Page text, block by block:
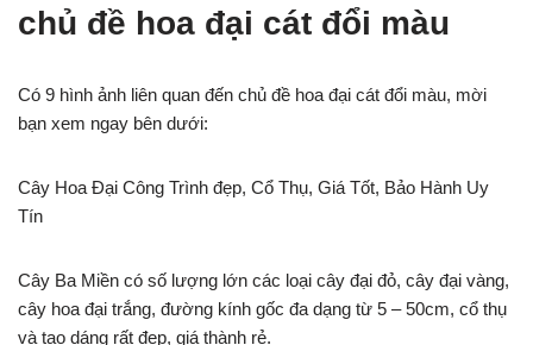
chủ đề hoa đại cát đổi màu
Có 9 hình ảnh liên quan đến chủ đề hoa đại cát đổi màu, mời
bạn xem ngay bên dưới:
Cây Hoa Đại Công Trình đẹp, Cổ Thụ, Giá Tốt, Bảo Hành Uy
Tín
Cây Ba Miền có số lượng lớn các loại cây đại đỏ, cây đại vàng,
cây hoa đại trắng, đường kính gốc đa dạng từ 5 – 50cm, cổ thụ
và tạo dáng rất đẹp, giá thành rẻ.